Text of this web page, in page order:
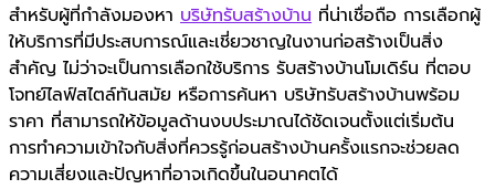
สำหรับผู้ที่กำลังมองหา บริษัทรับสร้างบ้าน ที่น่าเชื่อถือ การเลือกผู้
ให้บริการที่มีประสบการณ์และเชี่ยวชาญในงานก่อสร้างเป็นสิ่ง
สำคัญ ไม่ว่าจะเป็นการเลือกใช้บริการ รับสร้างบ้านโมเดิร์น ที่ตอบ
โจทย์ไลฟ์สไตล์ทันสมัย หรือการค้นหา บริษัทรับสร้างบ้านพร้อม
ราคา ที่สามารถให้ข้อมูลด้านงบประมาณได้ชัดเจนตั้งแต่เริ่มต้น
การทำความเข้าใจกับสิ่งที่ควรรู้ก่อนสร้างบ้านครั้งแรกจะช่วยลด
ความเสี่ยงและปัญหาที่อาจเกิดขึ้นในอนาคตได้